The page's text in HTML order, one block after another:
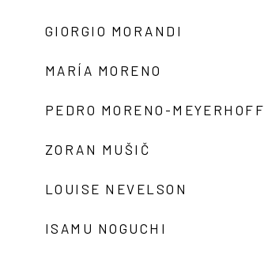
GIORGIO MORANDI
MARÍA MORENO
PEDRO MORENO-MEYERHOFF
ZORAN MUŠIČ
LOUISE NEVELSON
ISAMU NOGUCHI